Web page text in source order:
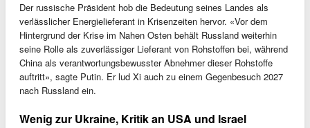
Der russische Präsident hob die Bedeutung seines Landes als
verlässlicher Energielieferant in Krisenzeiten hervor. «Vor dem
Hintergrund der Krise im Nahen Osten behält Russland weiterhin
seine Rolle als zuverlässiger Lieferant von Rohstoffen bei, während
China als verantwortungsbewusster Abnehmer dieser Rohstoffe
auftritt», sagte Putin. Er lud Xi auch zu einem Gegenbesuch 2027
nach Russland ein.
Wenig zur Ukraine, Kritik an USA und Israel